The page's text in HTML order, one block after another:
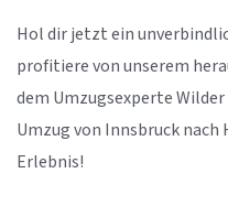
Hol dir jetzt ein
profitiere von unserem
dem Umzugsexperte
Umzug von Innsbruck
Erlebnis!